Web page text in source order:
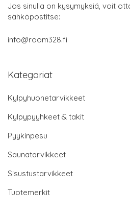
Jos sinulla on kysymyksiä, voit
sähköpostitse:
info@room328.fi
Kategoriat
Kylpyhuonetarvikkeet
Kylpypyyhkeet & takit
Pyykinpesu
Saunatarvikkeet
Sisustustarvikkeet
Tuotemerkit